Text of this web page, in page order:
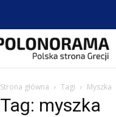
Strona główna Tagi Myszka
Tag: myszka